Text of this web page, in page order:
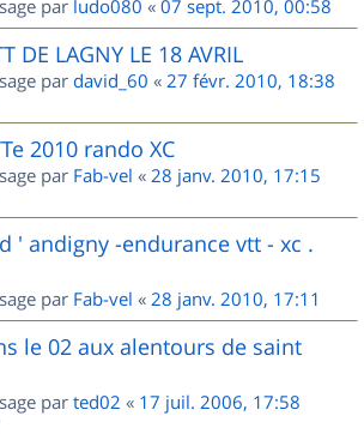
par ludo080 « 07 sept. 2010, 00:58
DE LAGNY LE 18 AVRIL
par david_60 « 27 févr. 2010, 18:38
2010 rando XC
par Fab-vel « 28 janv. 2010, 17:15
' andigny -endurance vtt - xc .
par Fab-vel « 28 janv. 2010, 17:11
le 02 aux alentours de saint
par ted02 « 17 juil. 2006, 17:58